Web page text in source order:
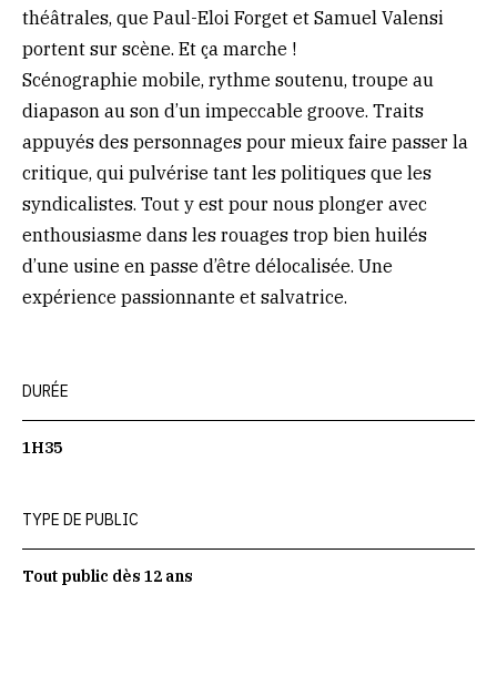
théâtrales, que Paul-Eloi Forget et Samuel Valensi
portent sur scène. Et ça marche !
Scénographie mobile, rythme soutenu, troupe au
diapason au son d’un impeccable groove. Traits
appuyés des personnages pour mieux faire passer la
critique, qui pulvérise tant les politiques que les
syndicalistes. Tout y est pour nous plonger avec
enthousiasme dans les rouages trop bien huilés
d’une usine en passe d’être délocalisée. Une
expérience passionnante et salvatrice.
DURÉE
1H35
TYPE DE PUBLIC
Tout public dès 12 ans